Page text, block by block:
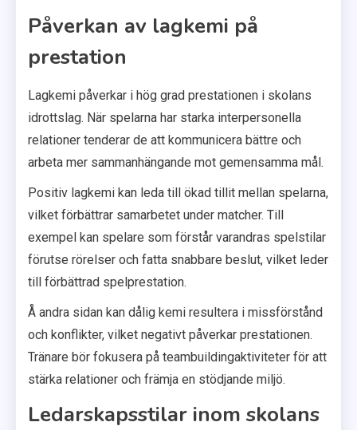
Påverkan av lagkemi på
prestation
Lagkemi påverkar i hög grad prestationen i skolans
idrottslag. När spelarna har starka interpersonella
relationer tenderar de att kommunicera bättre och
arbeta mer sammanhängande mot gemensamma mål.
Positiv lagkemi kan leda till ökad tillit mellan spelarna,
vilket förbättrar samarbetet under matcher. Till
exempel kan spelare som förstår varandras spelstilar
förutse rörelser och fatta snabbare beslut, vilket leder
till förbättrad spelprestation.
Å andra sidan kan dålig kemi resultera i missförstånd
och konflikter, vilket negativt påverkar prestationen.
Tränare bör fokusera på teambuildingaktiviteter för att
stärka relationer och främja en stödjande miljö.
Ledarskapsstilar inom skolans